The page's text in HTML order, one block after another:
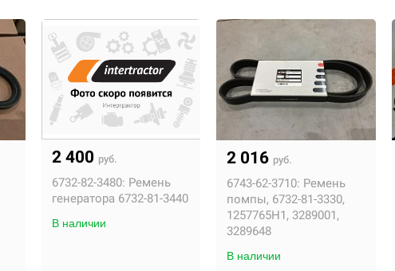
2 400 руб.
6732-82-3480: Ремень
генератора 6732-81-3440
В наличии
2 016 руб.
6743-62-3710: Ремень
помпы, 6732-81-3330,
1257765H1, 3289001,
3289648
В наличии